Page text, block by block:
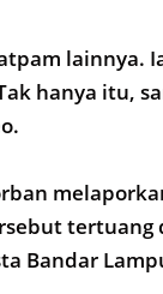
lainnya.
hanya itu,
Bandar